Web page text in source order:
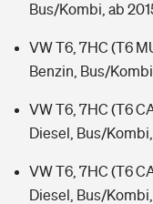
Bus/Kombi, ab
VW T6, 7HC (T6
Benzin, Bus/
VW T6, 7HC (T6
Diesel, Bus/
VW T6, 7HC (T6
Diesel, Bus/